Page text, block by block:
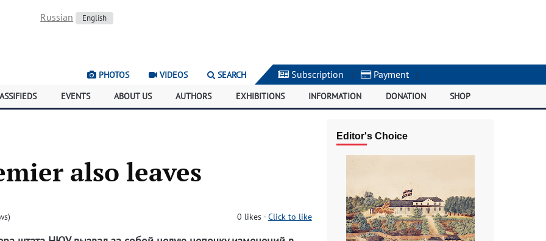
Russian English
PHOTOS VIDEOS SEARCH Subscription | Payment |
EVENTS ABOUT US AUTHORS EXHIBITIONS INFORMATION DONATION SHOP
also leaves
0 likes-Click to like
Editor's Choice